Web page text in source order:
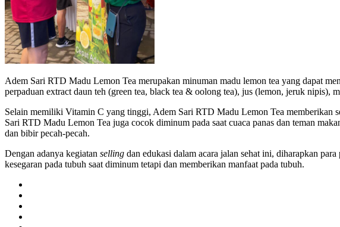
Adem Sari RTD Madu Lemon Tea merupakan minuman madu lemon tea yang dapat
perpaduan extract daun teh (green tea, black tea & oolong tea), jus (lemon, jeruk nipis),
Selain memiliki Vitamin C yang tinggi, Adem Sari RTD Madu Lemon Tea memberikan
Sari RTD Madu Lemon Tea juga cocok diminum pada saat cuaca panas dan teman
dan bibir pecah-pecah.
Dengan adanya kegiatan selling dan edukasi dalam acara jalan sehat ini, diharapkan
kesegaran pada tubuh saat diminum tetapi dan memberikan manfaat pada tubuh.